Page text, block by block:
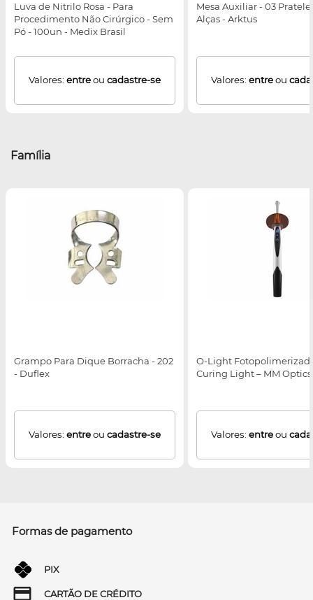
Luva de Nitrilo Rosa - Para
Procedimento Não Cirúrgico - Sem
Pó - 100un - Medix Brasil
Valores: entreou cadastre-se
Mesa Auxiliar - 03
Alças - Arktus
Valores: entreou
Família
Grampo Para Dique Borracha - 202
- Duflex
Valores: entreou cadastre-se
O-Light
Curing Light – MM Optics
Valores: entreou
Formas de pagamento
PIX
CARTÃO DE CRÉDITO